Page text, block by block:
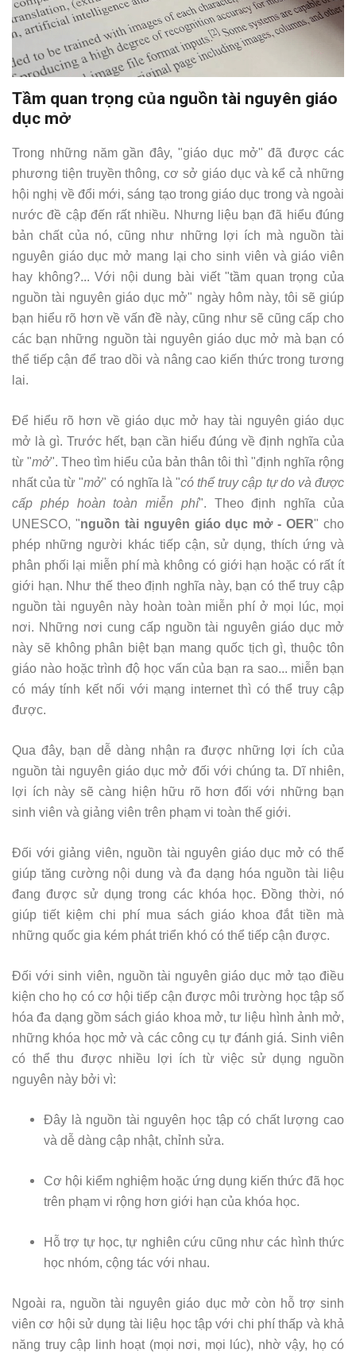
Tầm quan trọng của nguồn tài nguyên giáo
dục mở
Trong những năm gần đây, "giáo dục mở" đã được các
phương tiện truyền thông, cơ sở giáo dục và kể cả những
hội nghị về đổi mới, sáng tạo trong giáo dục trong và ngoài
nước đề cập đến rất nhiều. Nhưng liệu bạn đã hiểu đúng
bản chất của nó, cũng như những lợi ích mà nguồn tài
nguyên giáo dục mở mang lại cho sinh viên và giáo viên
hay không?... Với nội dung bài viết "tầm quan trọng của
nguồn tài nguyên giáo dục mở" ngày hôm này, tôi sẽ giúp
bạn hiểu rõ hơn về vấn đề này, cũng như sẽ cũng cấp cho
các bạn những nguồn tài nguyên giáo dục mở mà bạn có
thể tiếp cận để trao dồi và nâng cao kiến thức trong tương
lai.
Để hiểu rõ hơn về giáo dục mở hay tài nguyên giáo dục
mở là gì. Trước hết, bạn cần hiểu đúng về định nghĩa của
từ "mở". Theo tìm hiểu của bản thân tôi thì "định nghĩa rộng
nhất của từ "mở" có nghĩa là "có thể truy cập tự do và được
cấp phép hoàn toàn miễn phí". Theo định nghĩa của
UNESCO, "nguồn tài nguyên giáo dục mở - OER" cho
phép những người khác tiếp cận, sử dụng, thích ứng và
phân phối lại miễn phí mà không có giới hạn hoặc có rất ít
giới hạn. Như thế theo định nghĩa này, bạn có thể truy cập
nguồn tài nguyên này hoàn toàn miễn phí ở mọi lúc, mọi
nơi. Những nơi cung cấp nguồn tài nguyên giáo dục mở
này sẽ không phân biệt bạn mang quốc tịch gì, thuộc tôn
giáo nào hoặc trình độ học vấn của bạn ra sao... miễn bạn
có máy tính kết nối với mạng internet thì có thể truy cập
được.
Qua đây, bạn dễ dàng nhận ra được những lợi ích của
nguồn tài nguyên giáo dục mở đối với chúng ta. Dĩ nhiên,
lợi ích này sẽ càng hiện hữu rõ hơn đối với những bạn
sinh viên và giảng viên trên phạm vi toàn thế giới.
Đối với giảng viên, nguồn tài nguyên giáo dục mở có thể
giúp tăng cường nội dung và đa dạng hóa nguồn tài liệu
đang được sử dụng trong các khóa học. Đồng thời, nó
giúp tiết kiệm chi phí mua sách giáo khoa đắt tiền mà
những quốc gia kém phát triển khó có thể tiếp cận được.
Đối với sinh viên, nguồn tài nguyên giáo dục mở tạo điều
kiện cho họ có cơ hội tiếp cận được môi trường học tập số
hóa đa dạng gồm sách giáo khoa mở, tư liệu hình ảnh mở,
những khóa học mở và các công cụ tự đánh giá. Sinh viên
có thể thu được nhiều lợi ích từ việc sử dụng nguồn
nguyên này bởi vì:
Đây là nguồn tài nguyên học tập có chất lượng cao
và dễ dàng cập nhật, chỉnh sửa.
Cơ hội kiểm nghiệm hoặc ứng dụng kiến thức đã học
trên phạm vi rộng hơn giới hạn của khóa học.
Hỗ trợ tự học, tự nghiên cứu cũng như các hình thức
học nhóm, cộng tác với nhau.
Ngoài ra, nguồn tài nguyên giáo dục mở còn hỗ trợ sinh
viên cơ hội sử dụng tài liệu học tập với chi phí thấp và khả
năng truy cập linh hoạt (mọi nơi, mọi lúc), nhờ vậy, họ có